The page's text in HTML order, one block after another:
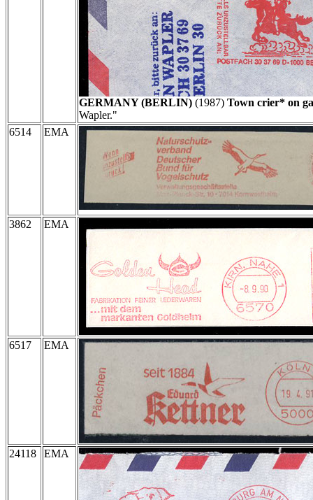
GERMANY (BERLIN) (1987) Town crier* on
Wapler."
6514
EMA
3862 EMA
6517 EMA
24118 EMA